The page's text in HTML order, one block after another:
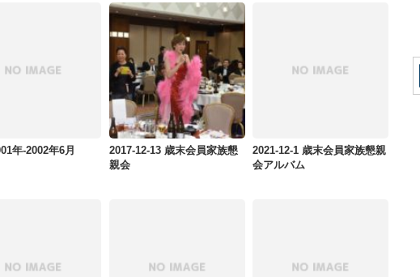
年-2002年6月
2017-12-13 歳末会員家族懇
親会
2021-12-1 歳末会員家族懇親
会アルバム